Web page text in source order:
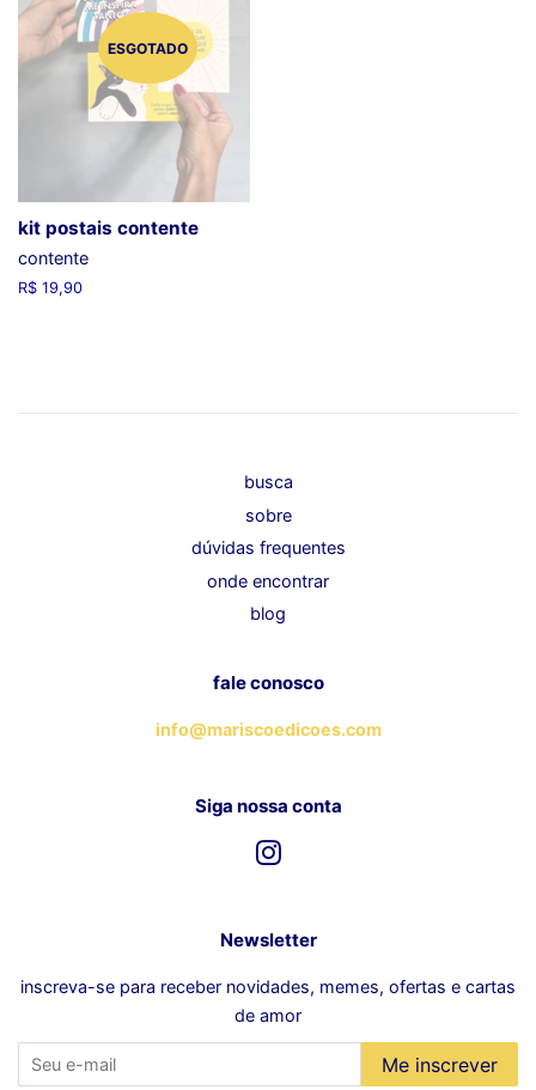
ESGOTADO
kit postais contente
contente
Preço
R$ 19,90
busca
sobre
dúvidas frequentes
onde encontrar
blog
fale conosco
info@mariscoedicoes.com
Siga nossa conta
Newsletter
inscreva-se para receber novidades, memes, ofertas e cartas
de amor
Me inscrever